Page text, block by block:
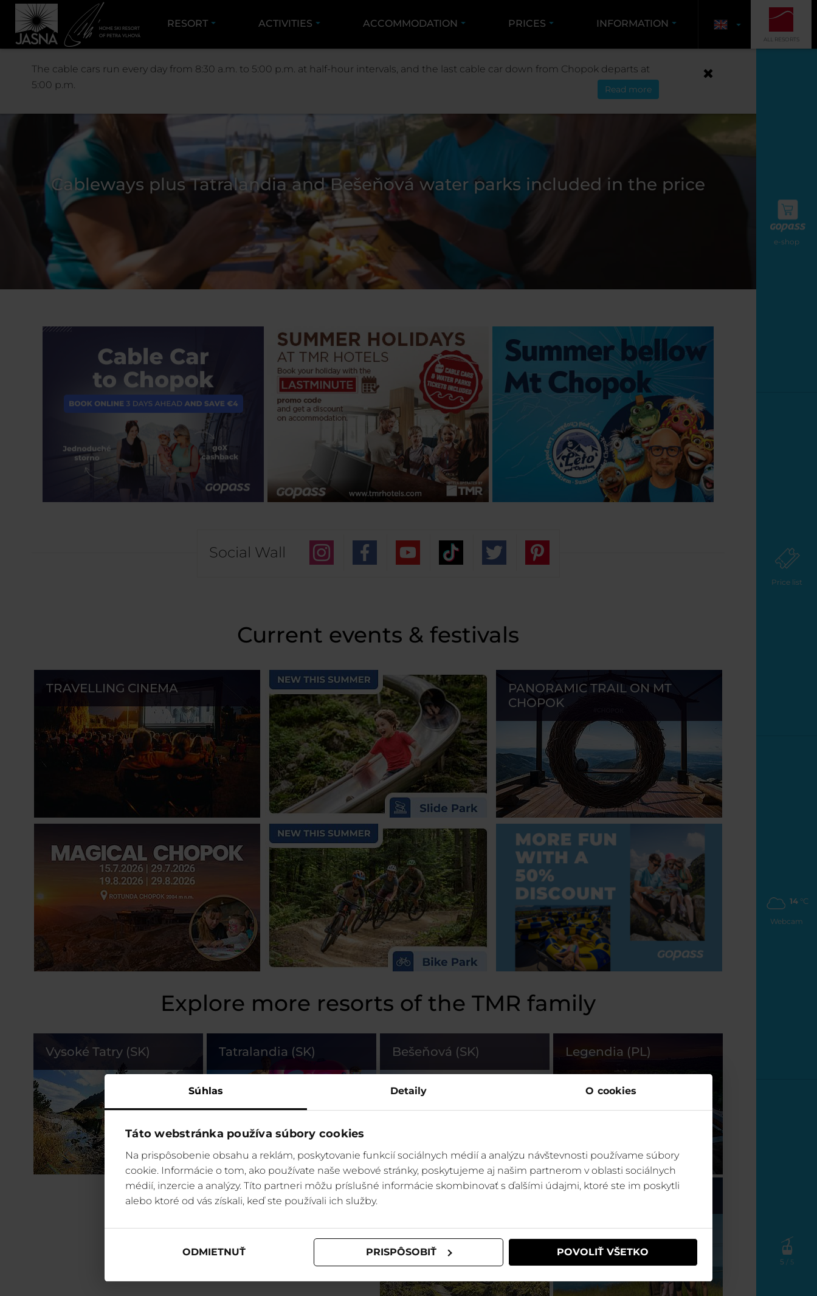
Súhlas Detaily O cookies
Táto webstránka používa súbory cookies
Na prispôsobenie obsahu a reklám, poskytovanie funkcií sociálnych médií a analýzu návštevnosti používame súbory
cookie. Informácie o tom, ako používate naše webové stránky, poskytujeme aj našim partnerom v oblasti sociálnych
médií, inzercie a analýzy. Títo partneri môžu príslušné informácie skombinovať s ďalšími údajmi, ktoré ste im poskytli
alebo ktoré od vás získali, keď ste používali ich služby.
ODMIETNUŤ PRISPÔSOBIŤ POVOLIŤ VŠETKO
e-shop
Price list
14 °C
Webcam
5 / 5
RESORT ACTIVITIES ACCOMMODATION PRICES INFORMATION
ALL RESORTS
Cableways plus Tatralandia and Bešeňová water parks included in the price
Social Wall
Current events & festivals
TRAVELLING CINEMA
PANORAMIC TRAIL ON MT
CHOPOK
Explore more resorts of the TMR family
Vysoké Tatry (SK) Tatralandia (SK) Bešeňová (SK) Legendia (PL)
Špindl (CZ)
The cable cars run every day from 8:30 a.m. to 5:00 p.m. at half-hour intervals, and the last cable car down from Chopok departs at
5:00 p.m.
Read more